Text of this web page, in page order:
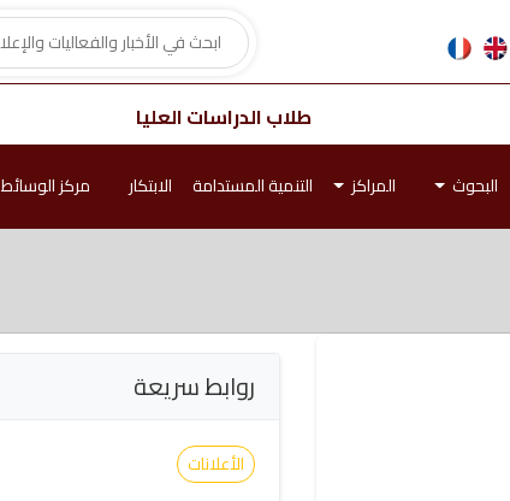
طلاب الدراسات العليا
البحوث المراكز التنمية المستدامة الابتكار مركز الوسائط
روابط سريعة
الأعلانات